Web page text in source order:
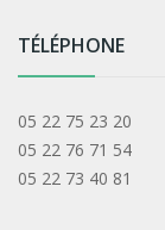
TÉLÉPHONE
05 22 75 23 20
05 22 76 71 54
05 22 73 40 81